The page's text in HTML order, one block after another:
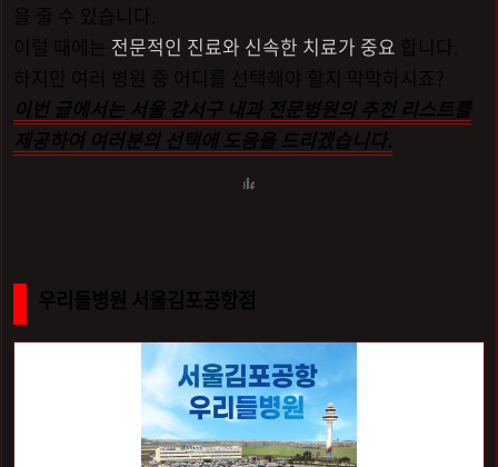
을 줄 수 있습니다.
이럴 때에는 전문적인 진료와 신속한 치료가 중요 합니다.
하지만 여러 병원 중 어디를 선택해야 할지 막막하시죠?
이번 글에서는 서울 강서구 내과 전문병원의 추천 리스트를
제공하여 여러분의 선택에 도움을 드리겠습니다.
우리들병원 서울김포공항점